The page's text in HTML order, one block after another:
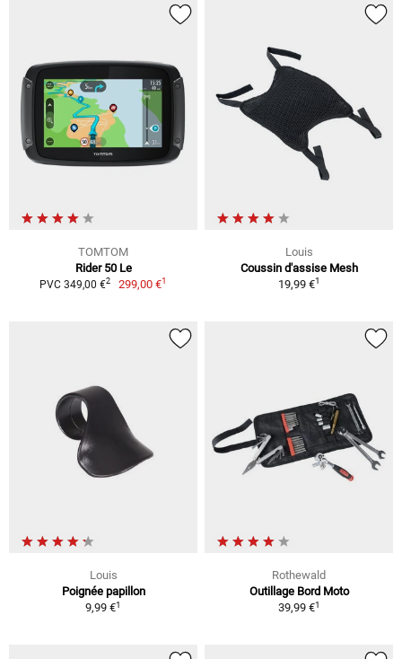
TOMTOM
Rider 50 Le
PVC 349,00 €2 299,00 €1
Louis
Coussin d'assise Mesh
19,99 €1
Louis
Poignée papillon
9,99 €1
Rothewald
Outillage Bord Moto
39,99 €1